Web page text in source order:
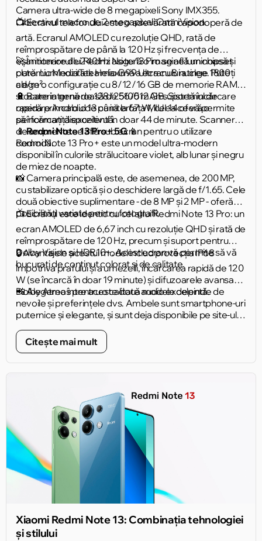
Camera ultra-wide de 8 megapixeli Sony IMX355.
Obiectivul macro de 2 megapixeli OmniVision.
📺 Ecranul telefonului este o adevărată capodoperă de
artă. Ecranul AMOLED cu rezoluție QHD, rată de
reîmprospătare de până la 120 Hz și frecvența de
eșantionare de 240 Hz asigură o imagine luminoasă și
clară. Luminozitatea maximă a ecranului atinge 1800
cd/m².
🚀 În interiorul lui Redmi Note 13 Pro se află un chipset
puternic MediaTek Helio G99 Ultra cu 8 nuclee. Puteți
alege o configurație cu 8/12/16 GB de memorie RAM și
stocare internă de 128/256/512 GB. Sistemul de
operare Android 13 cu interfața MIUI 14 oferă o
performanță excelentă.
🔋 Bateria generoasă de 5100 mAh suportă încărcare
rapidă prin cablu de până la 67 W, ceea ce vă permite
să încărcați dispozitivul în doar 44 de minute. Scannerul
de amprente se află sub ecran pentru o utilizare
comodă.
📱Redmi Note 13 Pro+ 5G📱
Redmi Note 13 Pro+ este un model ultra-modern
disponibil în culorile strălucitoare violet, alb lunar și negru
de miez de noapte.
📸 Camera principală este, de asemenea, de 200 MP,
cu stabilizare optică și o deschidere largă de f/1.65. Cele
două obiective suplimentare - de 8 MP și 2 MP - oferă
posibilități variate pentru fotografii.
📺 Ecranul este identic cu cel al lui Redmi Note 13 Pro: un
ecran AMOLED de 6,67 inch cu rezoluție QHD și rată de
reîmprospătare de 120 Hz, precum și suport pentru
Dolby Vision și HDR10+. Acest ecran vă permite să vă
bucurați de conținut colorat și de calitate.
🔒 Avantajele acestui model includ protecția IP68
împotriva prafului și a umezelii, încărcarea rapidă de 120
W (se încarcă în doar 19 minute) și difuzoarele avansate
Dolby Atmos pentru o calitate audio excelentă.
📲 Alegerea între aceste două modele depinde de
nevoile și preferințele dvs. Ambele sunt smartphone-uri
puternice și elegante, și sunt deja disponibile pe site-ul
avansată de la Xiaomi. 🌐
Citește mai mult
Xiaomi Redmi Note 13: Combinația tehnologiei
și stilului